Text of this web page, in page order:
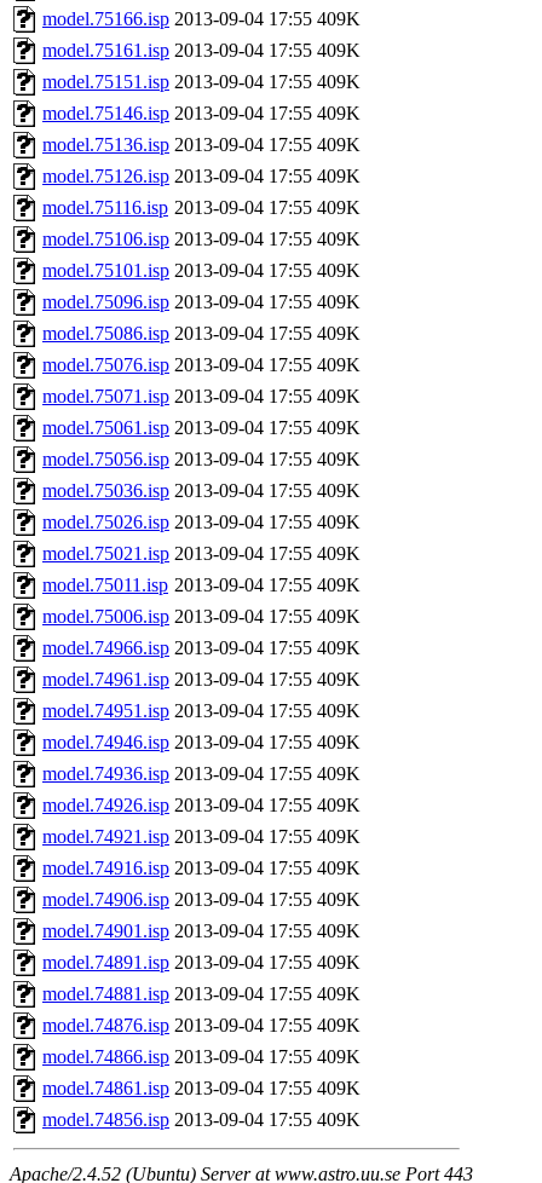
model.75166.isp 2013-09-04 17:55 409K
model.75161.isp 2013-09-04 17:55 409K
model.75151.isp 2013-09-04 17:55 409K
model.75146.isp 2013-09-04 17:55 409K
model.75136.isp 2013-09-04 17:55 409K
model.75126.isp 2013-09-04 17:55 409K
model.75116.isp 2013-09-04 17:55 409K
model.75106.isp 2013-09-04 17:55 409K
model.75101.isp 2013-09-04 17:55 409K
model.75096.isp 2013-09-04 17:55 409K
model.75086.isp 2013-09-04 17:55 409K
model.75076.isp 2013-09-04 17:55 409K
model.75071.isp 2013-09-04 17:55 409K
model.75061.isp 2013-09-04 17:55 409K
model.75056.isp 2013-09-04 17:55 409K
model.75036.isp 2013-09-04 17:55 409K
model.75026.isp 2013-09-04 17:55 409K
model.75021.isp 2013-09-04 17:55 409K
model.75011.isp 2013-09-04 17:55 409K
model.75006.isp 2013-09-04 17:55 409K
model.74966.isp 2013-09-04 17:55 409K
model.74961.isp 2013-09-04 17:55 409K
model.74951.isp 2013-09-04 17:55 409K
model.74946.isp 2013-09-04 17:55 409K
model.74936.isp 2013-09-04 17:55 409K
model.74926.isp 2013-09-04 17:55 409K
model.74921.isp 2013-09-04 17:55 409K
model.74916.isp 2013-09-04 17:55 409K
model.74906.isp 2013-09-04 17:55 409K
model.74901.isp 2013-09-04 17:55 409K
model.74891.isp 2013-09-04 17:55 409K
model.74881.isp 2013-09-04 17:55 409K
model.74876.isp 2013-09-04 17:55 409K
model.74866.isp 2013-09-04 17:55 409K
model.74861.isp 2013-09-04 17:55 409K
model.74856.isp 2013-09-04 17:55 409K
Apache/2.4.52 (Ubuntu) Server at www.astro.uu.se Port 443